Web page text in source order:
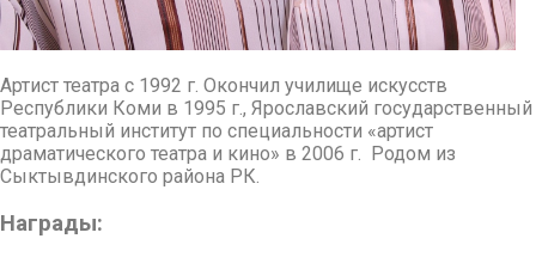
Артист театра с 1992 г. Окончил училище искусств
Республики Коми в 1995 г., Ярославский государственный
театральный институт по специальности «артист
драматического театра и кино» в 2006 г. Родом из
Сыктывдинского района РК.
Награды: